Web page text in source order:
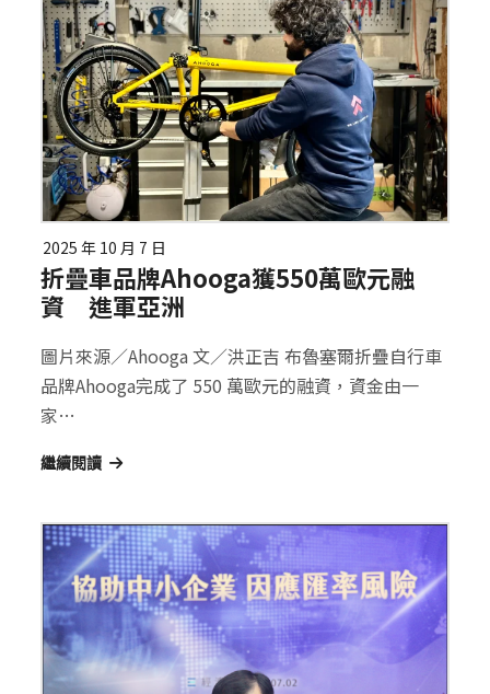
2025 年 10 月 7 日
折疊車品牌Ahooga獲550萬歐元融
資 進軍亞洲
圖片來源／Ahooga 文／洪正吉 布魯塞爾折疊自行車
品牌Ahooga完成了 550 萬歐元的融資，資金由一
家…
繼續閱讀